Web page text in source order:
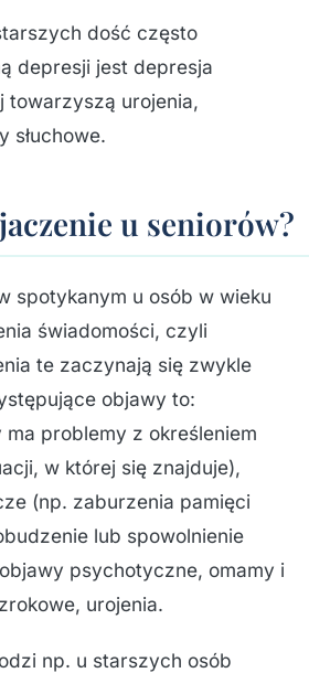
dość często
depresji jest depresja
towarzyszą urojenia,
słuchowe.
u seniorów?
spotykanym u osób w wieku
świadomości, czyli
te zaczynają się zwykle
objawy to:
problemy z określeniem
w której się znajduje),
(np. zaburzenia pamięci
lub spowolnienie
psychotyczne, omamy i
urojenia.
np. u starszych osób